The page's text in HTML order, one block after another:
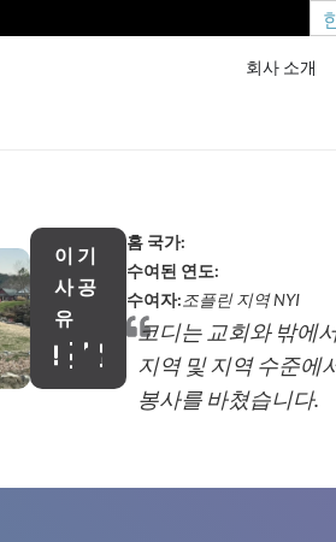
회사 소개
이 기
사 공
유
홈 국가:
수여된 연도:
수여자:조플린 지역 NYI
코디는 교회와 밖에
지역 및 지역 수준에
봉사를 바쳤습니다.